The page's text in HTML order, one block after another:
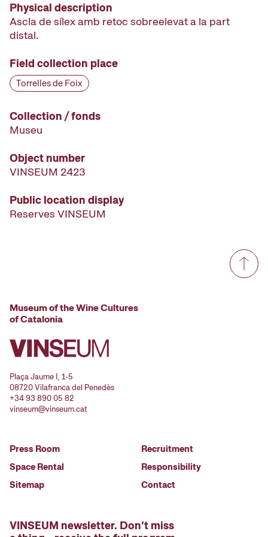
Physical description
Ascla de sílex amb retoc sobreelevat a la part
distal.
Field collection place
Torrelles de Foix
Collection / fonds
Museu
Object number
VINSEUM 2423
Public location display
Reserves VINSEUM
Museum of the Wine Cultures
of Catalonia
Plaça Jaume I, 1-5
08720 Vilafranca del Penedès
+34 93 890 05 82
vinseum@vinseum.cat
Press Room
Space Rental
Sitemap
Recruitment
Responsibility
Contact
VINSEUM newsletter. Don’t miss